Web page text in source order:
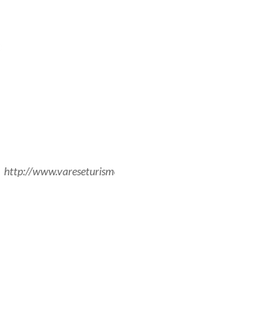
http://www.vareseturismo.it/sites/default/files/styles/